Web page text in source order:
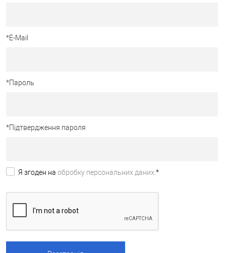
*E-Mail
*Пароль
*Підтвердження пароля
Я згоден на обробку персональних даних. *